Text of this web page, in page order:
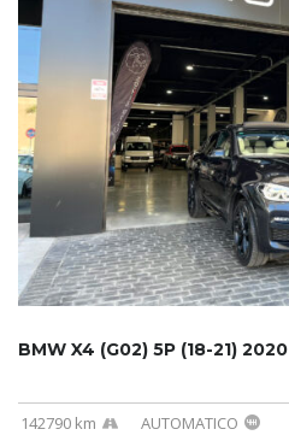
BMW X4 (G02) 5P (18-21) 2020
142790 km AUTOMATICO